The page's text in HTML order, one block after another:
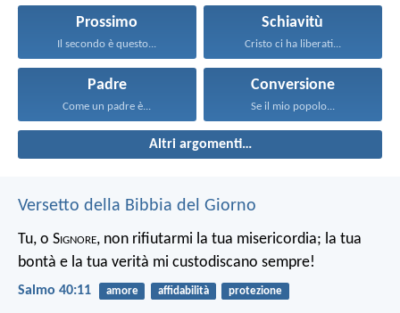
Prossimo
Il secondo è questo...
Schiavitù
Cristo ci ha liberati...
Padre
Come un padre è...
Conversione
Se il mio popolo...
Altri argomenti…
Versetto della Bibbia del Giorno
Tu, o Signore, non rifiutarmi la tua misericordia; la tua
bontà e la tua verità mi custodiscano sempre!
Salmo 40:11 amore affidabilità protezione